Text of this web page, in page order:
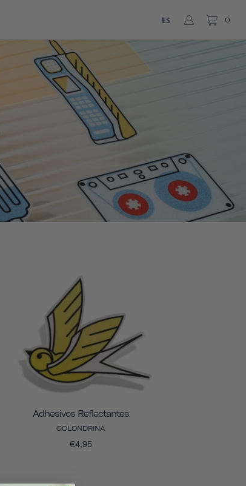
ES 0
Adhesivos Reflectantes
GOLONDRINA
€4,95